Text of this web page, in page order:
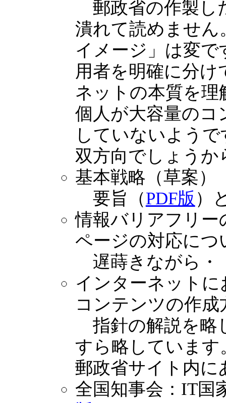
郵政省の作製し
潰れて読めません
イメージ」は変
用者を明確に分
ネットの本質を
個人が大容量のコ
していないよう
双方向でしょう
基本戦略（草案）
要旨（PDF版 ）
情報バリアフリー
ページの対応につ
遅蒔きながら・
インターネット
コンテンツの作
指針の解説を略
すら略していま
郵政省サイト内に
全国知事会：IT